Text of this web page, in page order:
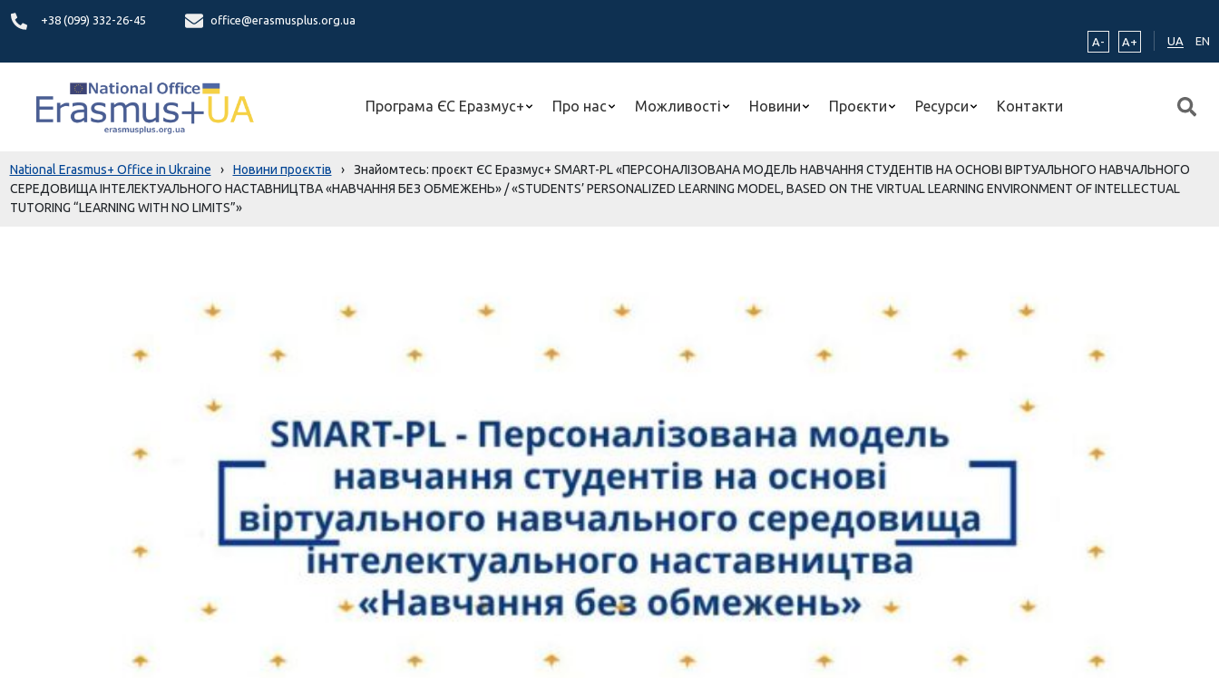
+38 (099) 332-26-45
office@erasmusplus.org.ua
A-
A+ UA EN
Програма ЄС Еразмус+ Про нас Можливості Новини Проєкти Ресурси Контакти
National Erasmus+ Office in Ukraine › Новини проєктів ›
Знайомтесь: проєкт ЄС Еразмус+ SMART-PL «ПЕРСОНАЛІЗОВАНА МОДЕЛЬ НАВЧАННЯ СТУДЕНТІВ НА ОСНОВІ ВІРТУАЛЬНОГО НАВЧАЛЬНОГО
СЕРЕДОВИЩА ІНТЕЛЕКТУАЛЬНОГО НАСТАВНИЦТВА «НАВЧАННЯ БЕЗ ОБМЕЖЕНЬ» / «STUDENTS’ PERSONALIZED LEARNING MODEL, BASED ON THE VIRTUAL LEARNING ENVIRONMENT OF INTELLECTUAL
TUTORING “LEARNING WITH NO LIMITS”»